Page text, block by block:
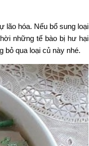
lão hóa. Nếu bổ sung loại
những tế bào bị hư hại
bỏ qua loại củ này nhé.